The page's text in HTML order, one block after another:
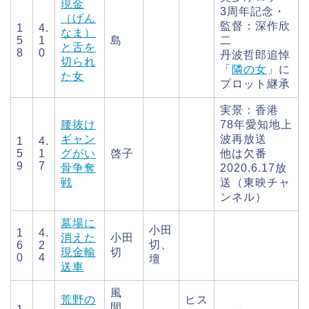
1
5
8
4.
1
0
現金
（げん
なま）
と舌を
切られ
た女
島
3周年記念・
監督：深作欣
二
丹波哲郎追悼
「 隣の女 」に
プロット継承
1
5
9
4.
1
7
腰抜け
ギャン
グがい
骨争奪
戦
啓子
実景：香港
78年愛知地上
波再放送
他は欠番
2020.6.17放
送（東映チャ
ンネル）
1
6
0
4.
2
4
墓場に
消えた
現金輸
送車
小田
切
小田
切、
壇
荒野の
風
ヒス